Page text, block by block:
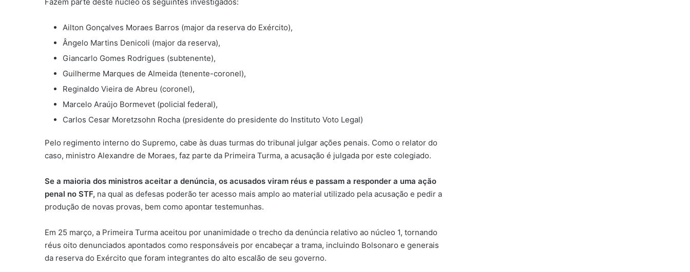
Ailton Gonçalves Moraes Barros (major da reserva do Exército),
Ângelo Martins Denicoli (major da reserva),
Giancarlo Gomes Rodrigues (subtenente),
Guilherme Marques de Almeida (tenente-coronel),
Reginaldo Vieira de Abreu (coronel),
Marcelo Araújo Bormevet (policial federal),
Carlos Cesar Moretzsohn Rocha (presidente do presidente do Instituto Voto Legal)
Pelo regimento interno do Supremo, cabe às duas turmas do tribunal julgar ações penais. Como o relator do
caso, ministro Alexandre de Moraes, faz parte da Primeira Turma, a acusação é julgada por este colegiado.
Se a maioria dos ministros aceitar a denúncia, os acusados viram réus e passam a responder a uma ação
penal no STF, na qual as defesas poderão ter acesso mais amplo ao material utilizado pela acusação e pedir a
produção de novas provas, bem como apontar testemunhas.
Em 25 março, a Primeira Turma aceitou por unanimidade o trecho da denúncia relativo ao núcleo 1, tornando
réus oito denunciados apontados como responsáveis por encabeçar a trama, incluindo Bolsonaro e generais
da reserva do Exército que foram integrantes do alto escalão de seu governo.